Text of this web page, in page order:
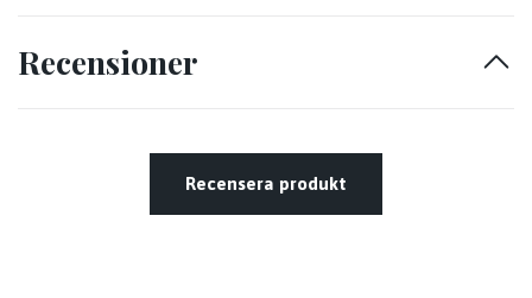
Recensioner
Recensera produkt